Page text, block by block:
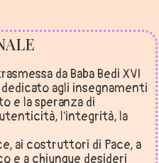
da Baba Bedi XVI
agli insegnamenti
e la speranza di
l'integrità, la
ai costruttori di Pace, a
e a chiunque desideri